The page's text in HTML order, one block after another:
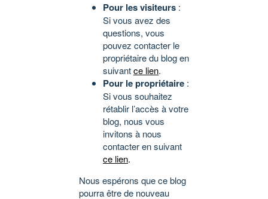
Pour les visiteurs :
Si vous avez des
questions, vous
pouvez contacter le
propriétaire du blog en
suivantce lien.
Pour le propriétaire :
Si vous souhaitez
rétablir l’accès à votre
blog, nous vous
invitons à nous
contacter en suivant
ce lien.
Nous espérons que ce blog
pourra être de nouveau